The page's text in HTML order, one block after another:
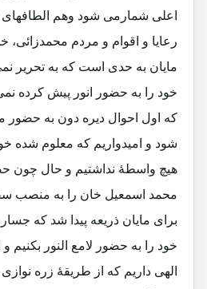
اعلی شمارمی شود وهم
رعایا و اقوام و مردم محمدزائی،
مایان به حدی است که به تحریر
خود را به حضور انور پیش کرده
که اول احوال دیره دون به حضور
شود و امیدواریم که معلوم شده
هیچ واسطۀ نداشتیم و حال چون
محمد اسمعیل خان را به منصب
برای مایان ذریعه پیدا شد که
خود را به حضور لامع النور
الهی داریم که از طریقۀ زره